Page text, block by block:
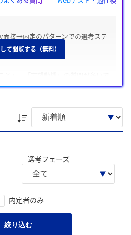
接→内定のパターンでの選考ステ
合がある / SPI
志望動機」や「学生時代に力を入
れます。
戦心との一致」、「若手から成長で
、「待遇面への不満」を主な理由と
て閲覧する（無料）
選考フェーズ
内定者のみ
絞り込む